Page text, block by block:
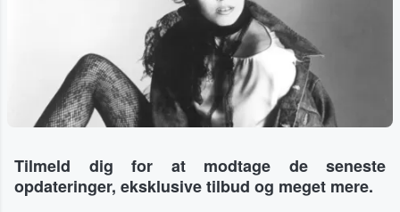
Tilmeld dig for at modtage de seneste
opdateringer, eksklusive tilbud og meget mere.